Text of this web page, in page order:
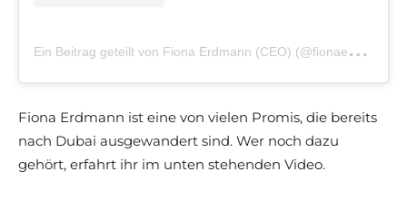
E
in Beitrag geteilt von Fiona Erdmann (CEO) (@fionaerdmann)
Fiona Erdmann ist eine von vielen Promis, die bereits
nach Dubai ausgewandert sind. Wer noch dazu
gehört, erfahrt ihr im unten stehenden Video.